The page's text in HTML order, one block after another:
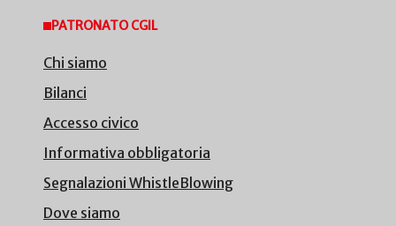
PATRONATO CGIL
Chi siamo
Bilanci
Accesso civico
Informativa obbligatoria
Segnalazioni WhistleBlowing
Dove siamo